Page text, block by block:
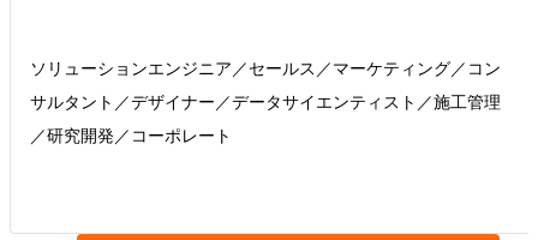
ソリューションエンジニア／セールス／マーケティング／コン
サルタント／デザイナー／データサイエンティスト／施工管理
／研究開発／コーポレート